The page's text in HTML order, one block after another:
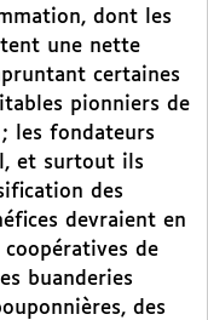
dont les
une nette
certaines
pionniers de
les fondateurs
et surtout ils
des
devraient en
de
buanderies
des